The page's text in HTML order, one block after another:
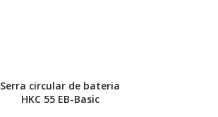
Serra circular de bateria
HKC 55 EB-Basic